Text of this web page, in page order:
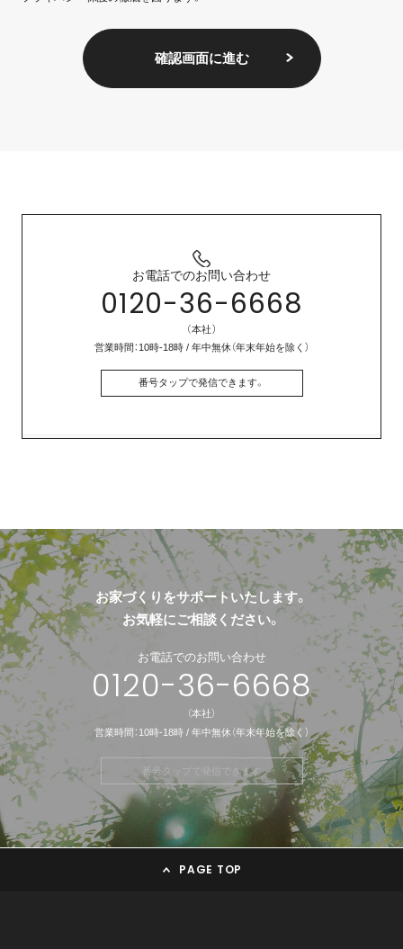
確認画面に進む
お電話でのお問い合わせ
0120-36-6668
（本社）
営業時間：10時-18時 / 年中無休（年末年始を除く）
番号タップで発信できます。
お家づくりをサポートいたします。
お気軽にご相談ください。
お電話でのお問い合わせ
0120-36-6668
（本社）
営業時間：10時-18時 / 年中無休（年末年始を除く）
番号タップで発信できます
PAGE TOP